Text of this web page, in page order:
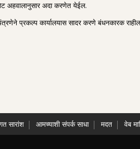
अहवालानुसार अदा करणेत येईल.
प्रकल्प कार्यालयास सादर करणे बंधनकारक
सारांश आमच्याशी संपर्क साधा मदत वेब